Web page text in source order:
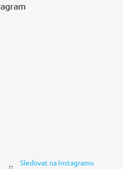
Sledovat na Instagramu